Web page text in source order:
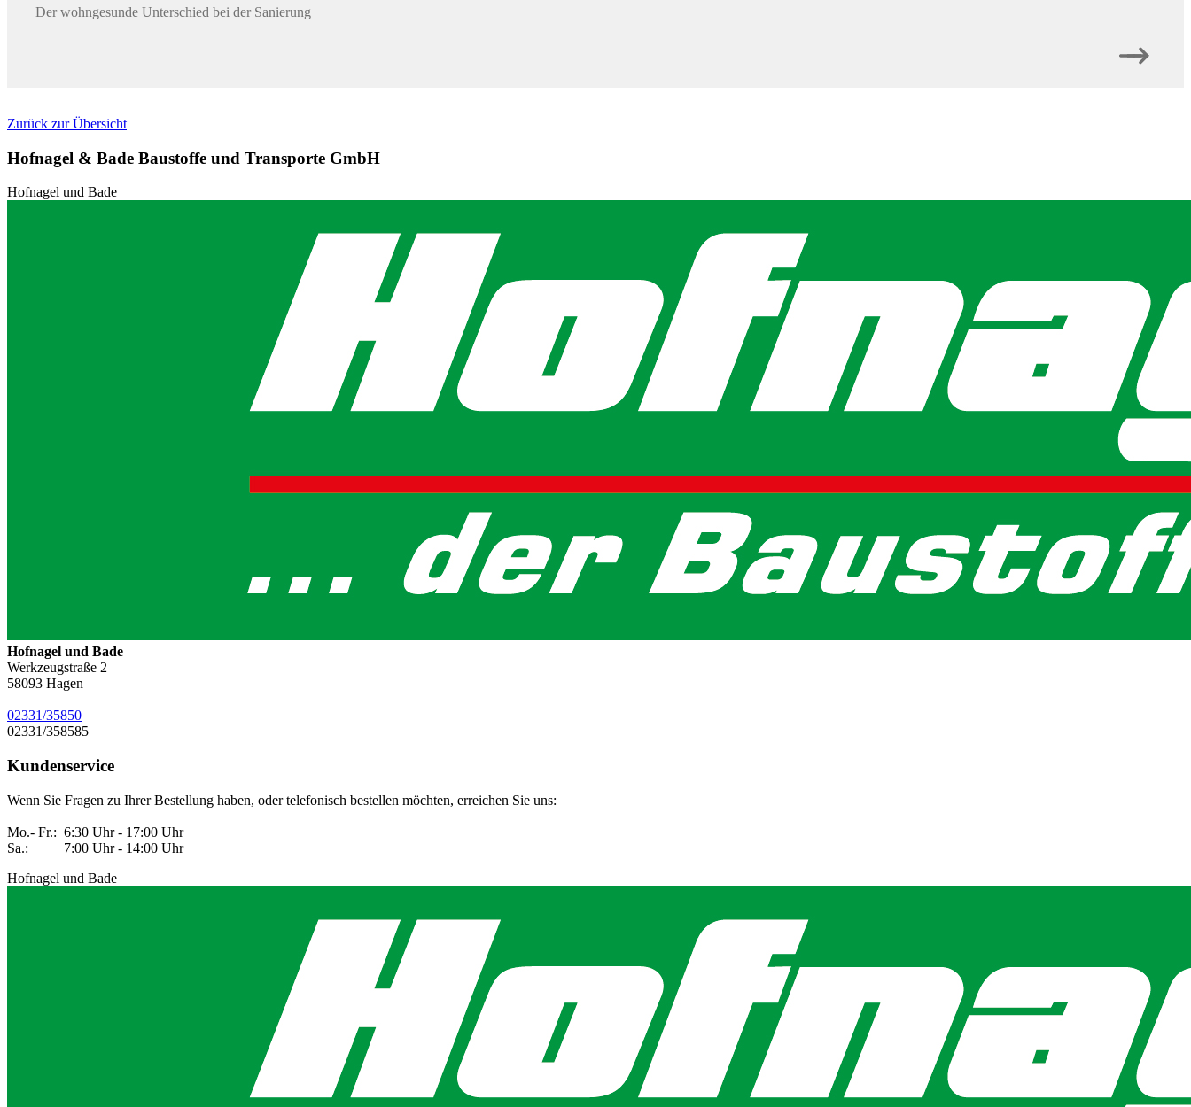
Der wohngesunde Unterschied bei der Sanierung
Zurück zur Übersicht
Hofnagel & Bade Baustoffe und Transporte GmbH
Hofnagel und Bade
Hofnagel und Bade
Werkzeugstraße 2
58093 Hagen
02331/35850
02331/358585
Kundenservice
Wenn Sie Fragen zu Ihrer Bestellung haben, oder telefonisch bestellen möchten, erreichen Sie uns:
Mo.- Fr.: 6:30 Uhr - 17:00 Uhr
Sa.: 7:00 Uhr - 14:00 Uhr
Hofnagel und Bade